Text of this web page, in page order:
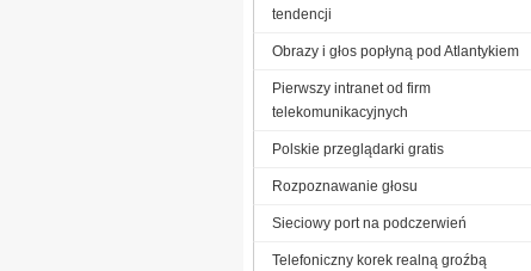
tendencji
Obrazy i głos popłyną pod Atlantykiem
Pierwszy intranet od firm
telekomunikacyjnych
Polskie przeglądarki gratis
Rozpoznawanie głosu
Sieciowy port na podczerwień
Telefoniczny korek realną groźbą